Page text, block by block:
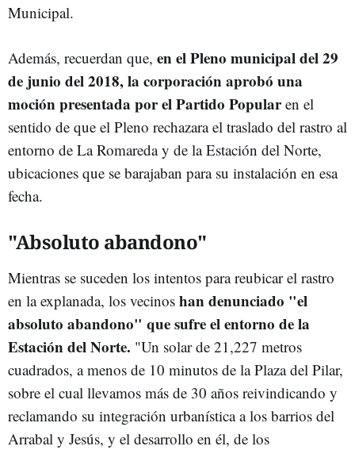
Municipal.
Además, recuerdan que, en el Pleno municipal del 29
de junio del 2018, la corporación aprobó una
moción presentada por el Partido Popularen el
sentido de que el Pleno rechazara el traslado del rastro al
entorno de La Romareda y de la Estación del Norte,
ubicaciones que se barajaban para su instalación en esa
fecha.
"Absoluto abandono"
Mientras se suceden los intentos para reubicar el rastro
en la explanada, los vecinos han denunciado "el
absoluto abandono" que sufre el entorno de la
Estación del Norte. "Un solar de 21,227 metros
cuadrados, a menos de 10 minutos de la Plaza del Pilar,
sobre el cual llevamos más de 30 años reivindicando y
reclamando su integración urbanística a los barrios del
Arrabal y Jesús, y el desarrollo en él, de los